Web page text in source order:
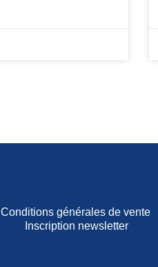
Conditions générales de vente
Inscription newsletter